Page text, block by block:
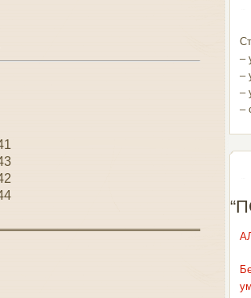
–
–
–
–